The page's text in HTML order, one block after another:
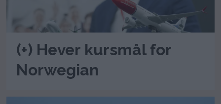
(+) Hever kursmål for
Norwegian